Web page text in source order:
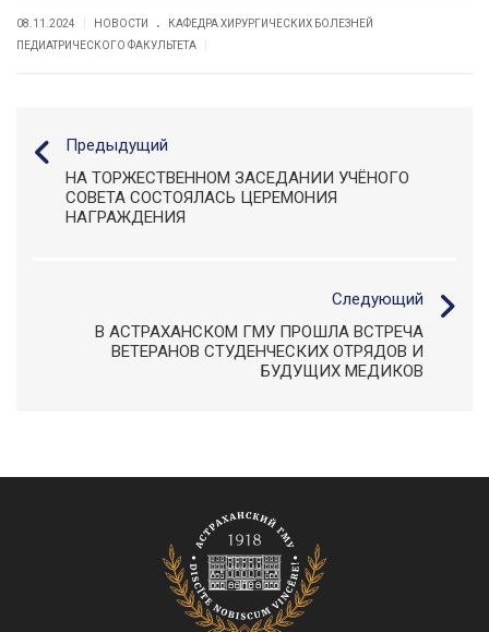
08.11.2024 НОВОСТИ .
КАФЕДРА ХИРУРГИЧЕСКИХ БОЛЕЗНЕЙ
ПЕДИАТРИЧЕСКОГО ФАКУЛЬТЕТА
Предыдущий
НА ТОРЖЕСТВЕННОМ ЗАСЕДАНИИ УЧЁНОГО
СОВЕТА СОСТОЯЛАСЬ ЦЕРЕМОНИЯ
НАГРАЖДЕНИЯ
Следующий
В АСТРАХАНСКОМ ГМУ ПРОШЛА ВСТРЕЧА
ВЕТЕРАНОВ СТУДЕНЧЕСКИХ ОТРЯДОВ И
БУДУЩИХ МЕДИКОВ